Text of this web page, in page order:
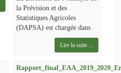
la Prévision et des
Statistiques Agricoles
(DAPSA) est chargée dans
Lire la suite ...